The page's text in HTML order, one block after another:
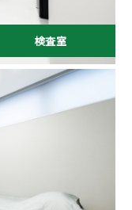
検査室